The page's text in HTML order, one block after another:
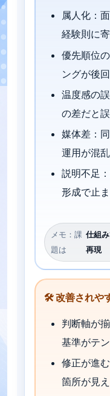
属人化：
経験則に
優先順位
ングが後
温度感の
の差だと
媒体差：
運用が混
説明不足
形成で止
メモ：課
題は
仕組
再現
🛠️ 改善されや
判断軸が
基準がテ
修正が進
箇所が見